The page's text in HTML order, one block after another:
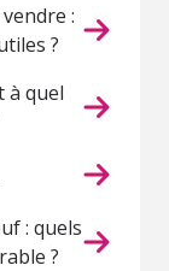
:
?
à quel
: quels
?